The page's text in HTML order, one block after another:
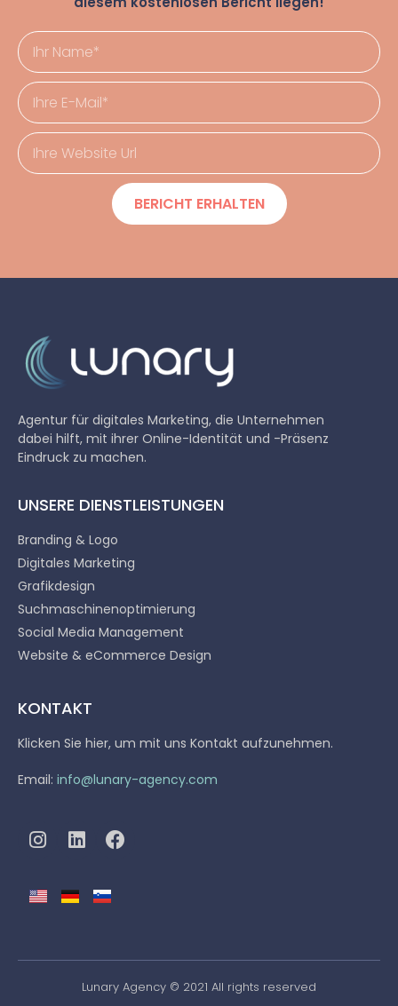
BERICHT ERHALTEN
Agentur für digitales Marketing, die Unternehmen
dabei hilft, mit ihrer Online-Identität und -Präsenz
Eindruck zu machen.
UNSERE DIENSTLEISTUNGEN
Branding & Logo
Digitales Marketing
Grafikdesign
Suchmaschinenoptimierung
Social Media Management
Website & eCommerce Design
KONTAKT
Klicken Sie hier, um mit uns Kontakt aufzunehmen.
Email: info@lunary-agency.com
Lunary Agency © 2021 All rights reserved